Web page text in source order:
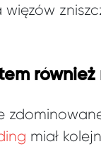
również
miał